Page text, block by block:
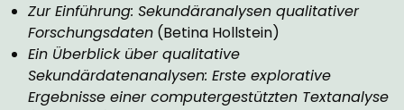
Zur Einführung: Sekundäranalysen qualitativer
Forschungsdaten (Betina Hollstein)
Ein Überblick über qualitative
Sekundärdatenanalysen: Erste explorative
Ergebnisse einer computergestützten Textanalyse